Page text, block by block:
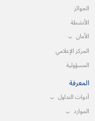
الجوائز
الأنشطة
الأمان
المركز الإعلامي
المسؤولية
المعرفة
أدوات التداول
الموارد